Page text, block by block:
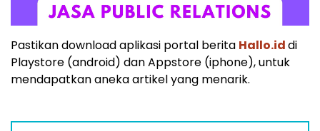
Pastikan download aplikasi portal berita Hallo.iddi
Playstore (android) dan Appstore (iphone), untuk
mendapatkan aneka artikel yang menarik.